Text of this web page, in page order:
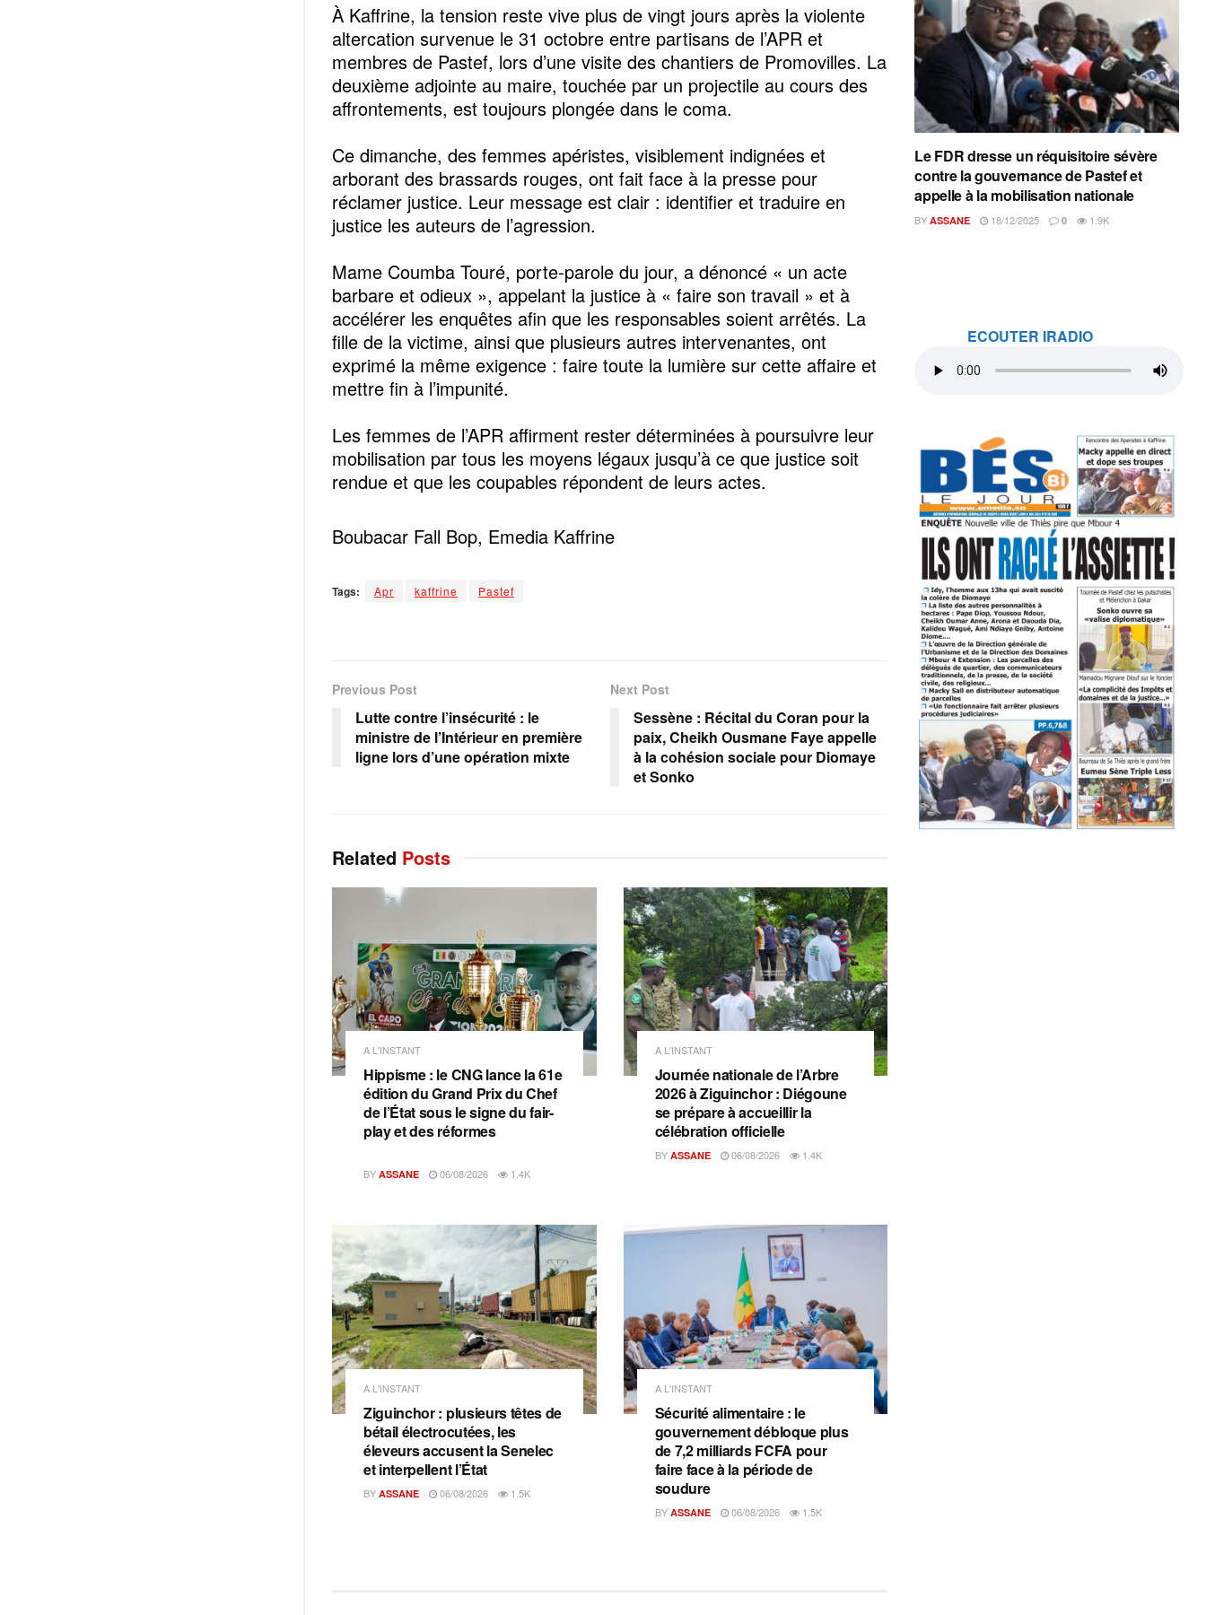
À Kaffrine, la tension reste vive plus de vingt jours après la violente
altercation survenue le 31 octobre entre partisans de l’APR et
membres de Pastef, lors d’une visite des chantiers de Promovilles. La
deuxième adjointe au maire, touchée par un projectile au cours des
affrontements, est toujours plongée dans le coma.
Ce dimanche, des femmes apéristes, visiblement indignées et
arborant des brassards rouges, ont fait face à la presse pour
réclamer justice. Leur message est clair : identifier et traduire en
justice les auteurs de l’agression.
Mame Coumba Touré, porte-parole du jour, a dénoncé « un acte
barbare et odieux », appelant la justice à « faire son travail » et à
accélérer les enquêtes afin que les responsables soient arrêtés. La
fille de la victime, ainsi que plusieurs autres intervenantes, ont
exprimé la même exigence : faire toute la lumière sur cette affaire et
mettre fin à l’impunité.
Les femmes de l’APR affirment rester déterminées à poursuivre leur
mobilisation par tous les moyens légaux jusqu’à ce que justice soit
rendue et que les coupables répondent de leurs actes.
Boubacar Fall Bop, Emedia Kaffrine
Tags: Apr kaffrine Pastef
Previous Post
Lutte contre l’insécurité : le
ministre de l’Intérieur en première
ligne lors d’une opération mixte
Next Post
‎Sessène : Récital du Coran pour la
paix, Cheikh Ousmane Faye appelle
à la cohésion sociale pour Diomaye
et Sonko
Related Posts
A L'INSTANT
Hippisme : le CNG lance la 61e
édition du Grand Prix du Chef
de l’État sous le signe du fair-
play et des réformes
BY ASSANE 06/08/2026 1.4K
A L'INSTANT
Journée nationale de l’Arbre
2026 à Ziguinchor : Diégoune
se prépare à accueillir la
célébration officielle
BY ASSANE 06/08/2026 1.4K
A L'INSTANT
Ziguinchor : plusieurs têtes de
bétail électrocutées, les
éleveurs accusent la Senelec
et interpellent l’État
BY ASSANE 06/08/2026 1.5K
A L'INSTANT
Sécurité alimentaire : le
gouvernement débloque plus
de 7,2 milliards FCFA pour
faire face à la période de
soudure
BY ASSANE 06/08/2026 1.5K
Le FDR dresse un réquisitoire sévère
contre la gouvernance de Pastef et
appelle à la mobilisation nationale
BY ASSANE 18/12/2025 0 1.9K
ECOUTER IRADIO